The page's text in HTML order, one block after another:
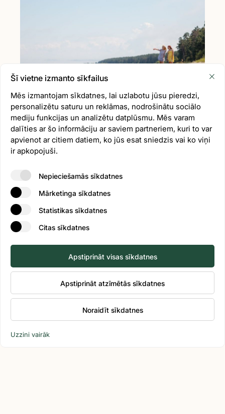
Šī vietne izmanto sīkfailus
Mēs izmantojam sīkdatnes, lai uzlabotu jūsu pieredzi,
personalizētu saturu un reklāmas, nodrošinātu sociālo
mediju funkcijas un analizētu datplūsmu. Mēs varam
dalīties ar šo informāciju ar saviem partneriem, kuri to var
apvienot ar citiem datiem, ko jūs esat sniedzis vai ko viņi
ir apkopojuši.
Nepieciešamās sīkdatnes
Mārketinga sīkdatnes
Statistikas sīkdatnes
Citas sīkdatnes
Apstiprināt visas sīkdatnes
Apstiprināt atzīmētās sīkdatnes
Noraidīt sīkdatnes
Uzzini vairāk